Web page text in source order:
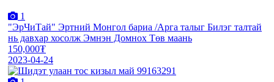
1
"ЭрЧиТай" Эртний Монгол бариа /Арга талыг Билэг талтай
нь давхар хосолж Эмнэн Домнох Төв маань
150,000₮
2023-04-24